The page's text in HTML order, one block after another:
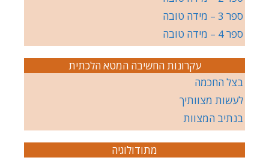
ספר 3 – מידה טובה
ספר 4 – מידה טובה
עקרונות החשיבה המטא הלכתית
בצל החכמה
לעשות מצוותיך
בנתיב המצוות
מתודולוגיה